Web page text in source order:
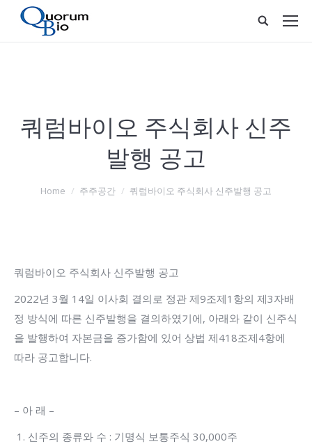
쿼럼바이오 주식회사 신주
발행 공고
You are here:
Home 주주공간 쿼럼바이오 주식회사 신주발행 공고
쿼럼바이오 주식회사 신주발행 공고
2022년 3월 14일 이사회 결의로 정관 제9조제1항의 제3자배
정 방식에 따른 신주발행을 결의하였기에, 아래와 같이 신주식
을 발행하여 자본금을 증가함에 있어 상법 제418조제4항에
따라 공고합니다.
– 아 래 –
신주의 종류와 수 : 기명식 보통주식 30,000주